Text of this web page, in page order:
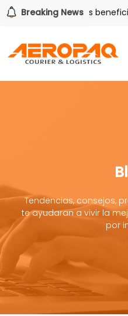
Breaking News
también tiene sus beneficios.
Tendencias, consejos,
te ayudaran a vivir la
por